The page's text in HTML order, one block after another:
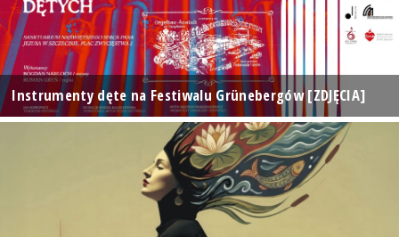
Instrumenty dęte na Festiwalu Grünebergów [ZDJĘCIA]